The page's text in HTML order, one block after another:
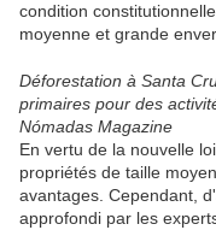
condition
moyenne et grande
Déforestation à Santa
primaires pour des
Nómadas Magazine
En vertu de la nouvelle
propriétés de taille
avantages. Cependant,
approfondi par les